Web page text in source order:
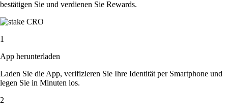
bestätigen Sie und verdienen Sie Rewards.
1
App herunterladen
Laden Sie die App, verifizieren Sie Ihre Identität per Smartphone und
legen Sie in Minuten los.
2